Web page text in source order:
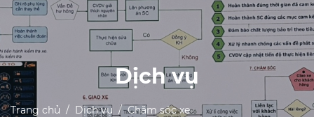
Dịch vụ
Trang chủ Dịch vụ
Chăm sóc xe